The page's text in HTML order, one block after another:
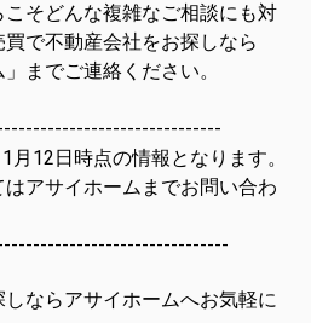
そどんな複雑なご相談にも対
で不動産会社をお探しなら
までご連絡ください。
月12日時点の情報となります。
はアサイホームまでお問い合わ
ならアサイホームへお気軽に